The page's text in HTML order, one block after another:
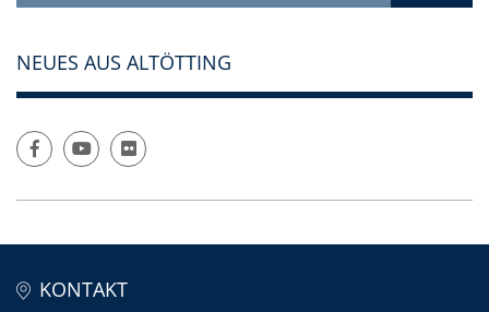
NEUES AUS ALTÖTTING
KONTAKT